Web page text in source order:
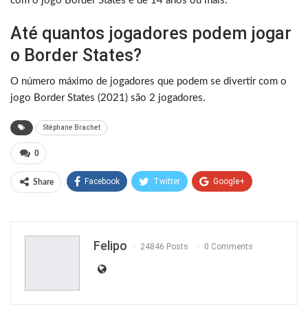
Até quantos jogadores podem jogar
o Border States?
O número máximo de jogadores que podem se divertir com o
jogo Border States (2021) são 2 jogadores.
Stéphane Brachet
0
Share Facebook Twitter Google+
Email
Felipo 24846 Posts 0 Comments